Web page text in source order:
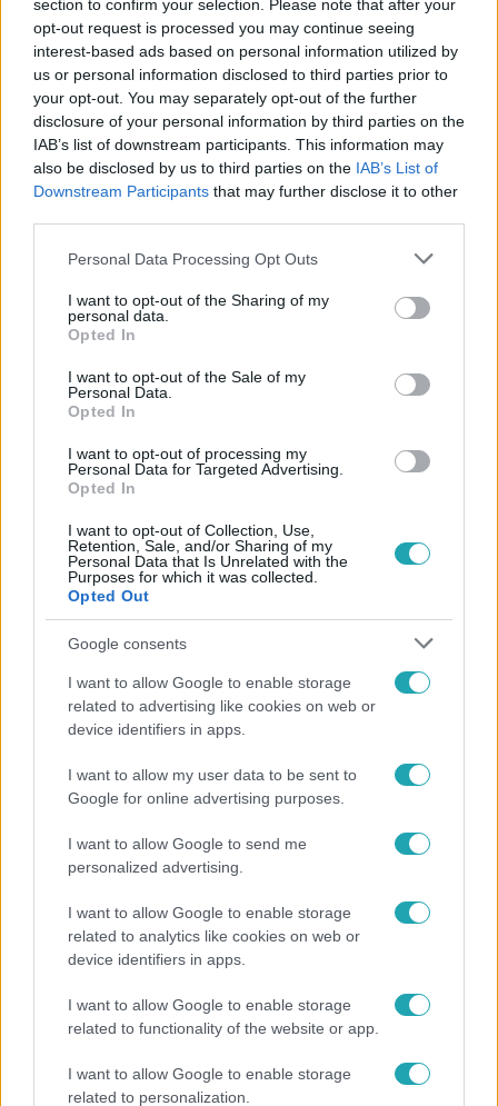
section to confirm your selection. Please note that after your
opt-out request is processed you may continue seeing
interest-based ads based on personal information utilized by
us or personal information disclosed to third parties prior to
your opt-out. You may separately opt-out of the further
disclosure of your personal information by third parties on the
IAB’s list of downstream participants. This information may
also be disclosed by us to third parties on the IAB’s List of
Downstream Participants that may further disclose it to other
Please note that this website/app uses one or more Google
not limited to your visit or usage behaviour. You may click to
grant or deny consent to Google and its third-party tags to
use your data for below specified purposes in below Google
consent section.
Personal Data Processing Opt Outs
I want to opt-out of the Sharing of my
personal data.
Opted In
I want to opt-out of the Sale of my
Personal Data.
Opted In
I want to opt-out of processing my
Personal Data for Targeted Advertising.
Opted In
I want to opt-out of Collection, Use,
Retention, Sale, and/or Sharing of my
Personal Data that Is Unrelated with the
Purposes for which it was collected.
Opted Out
Google consents
I want to allow Google to enable storage
related to advertising like cookies on web or
device identifiers in apps.
I want to allow my user data to be sent to
Google for online advertising purposes.
I want to allow Google to send me
personalized advertising.
I want to allow Google to enable storage
related to analytics like cookies on web or
device identifiers in apps.
I want to allow Google to enable storage
related to functionality of the website or app.
I want to allow Google to enable storage
related to personalization.
Követem
#SURVIVOR VIDEÓ # ADÁSRÉSZLETEK
#ALBERT ZERA #KISS VIKTÓRIA #WENDY PEREZ
JARAKAY #CSÁBÍTÁS
Népszerű
Kultúra
Tusupról: A medencében minden működött